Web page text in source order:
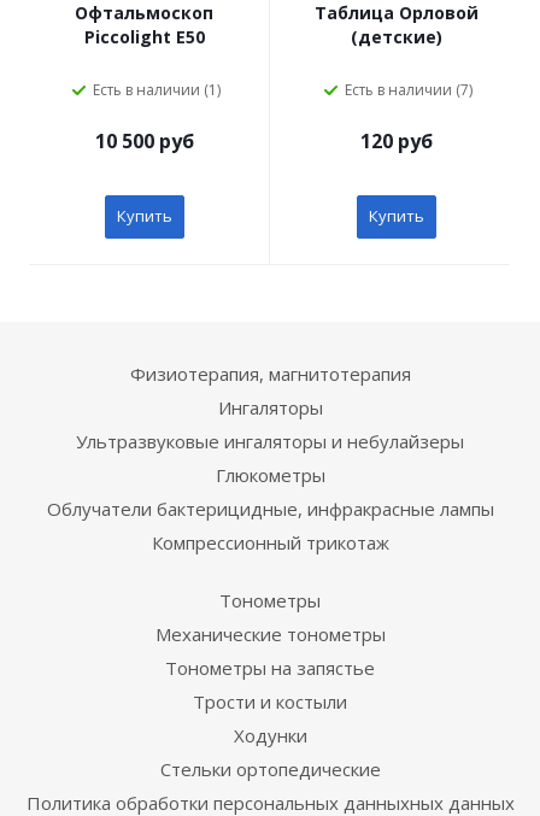
Офтальмоскоп
Piccolight E50
Есть в наличии (1)
10 500 руб
Купить
Таблица Орловой
(детские)
Есть в наличии (7)
120 руб
Купить
Физиотерапия, магнитотерапия
Ингаляторы
Ультразвуковые ингаляторы и небулайзеры
Глюкометры
Облучатели бактерицидные, инфракрасные лампы
Компрессионный трикотаж
Тонометры
Механические тонометры
Тонометры на запястье
Трости и костыли
Ходунки
Стельки ортопедические
Политика обработки персональных данныхных данных